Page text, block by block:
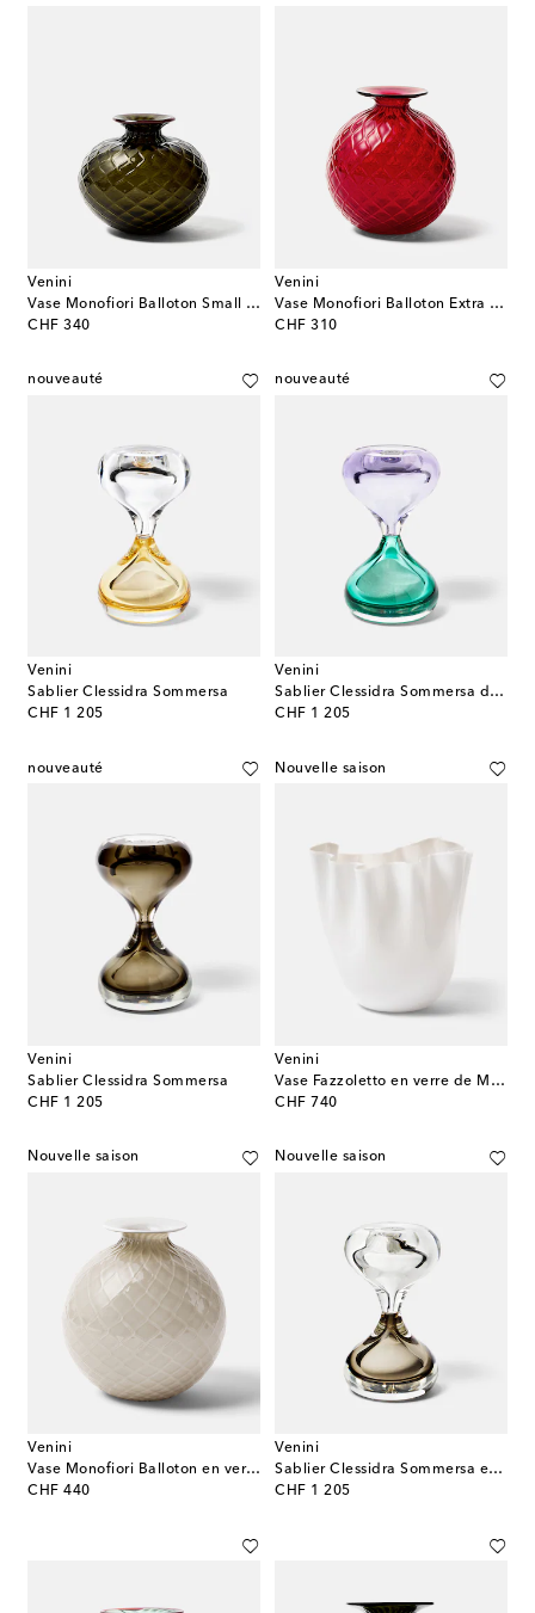
Venini
Vase Monofiori Balloton Small en verre de Murano
CHF 340
original price
Venini
Vase Monofiori Balloton Extra Small en verre de Murano
CHF 310
original price
nouveauté
Venini
Sablier Clessidra Sommersa
CHF 1 205
original price
nouveauté
Venini
Sablier Clessidra Sommersa de Fulvio Bianconi et Paolo Venini
CHF 1 205
original price
nouveauté
Venini
Sablier Clessidra Sommersa
CHF 1 205
original price
Nouvelle saison
Venini
Vase Fazzoletto en verre de Murano par Fulvio Bianconi et Paolo Venini
CHF 740
original price
Nouvelle saison
Venini
Vase Monofiori Balloton en verre de Murano
CHF 440
original price
Nouvelle saison
Venini
Sablier Clessidra Sommersa en verre de Murano par Fulvio Bianconi et Paolo Venini
CHF 1 205
original price